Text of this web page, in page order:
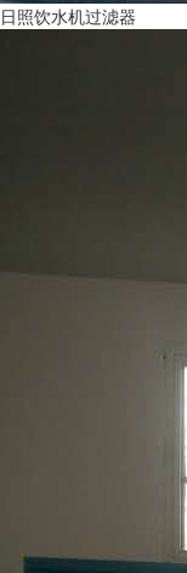
日照饮水机过滤器